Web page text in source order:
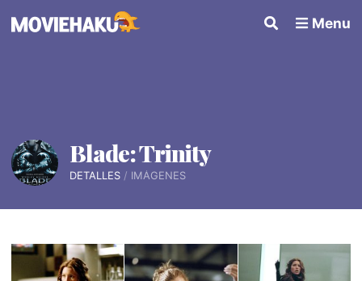
Menu
Blade: Trinity
DETALLES IMÁGENES